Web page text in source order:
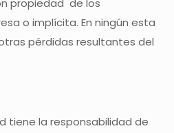
propiedad de los
o implícita. En ningún esta
pérdidas resultantes del
tiene la responsabilidad de